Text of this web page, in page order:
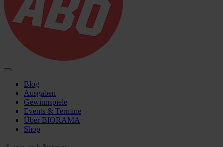
Blog
Ausgaben
Gewinnspiele
Events & Termine
Über BIORAMA
Shop